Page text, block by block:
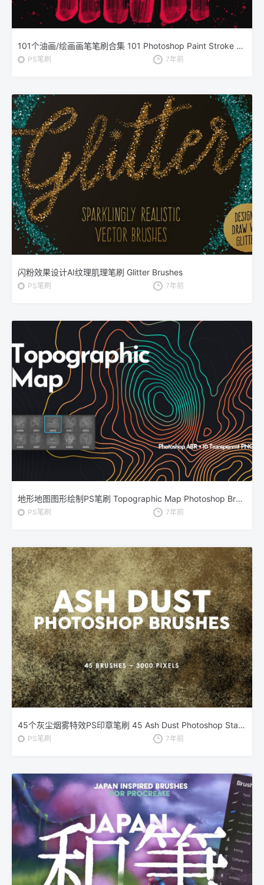
101个油画/绘画画笔笔刷合集 101 Photoshop Paint Stroke Brushes
PS笔刷 7年前
闪粉效果设计AI纹理肌理笔刷 Glitter Brushes
PS笔刷 7年前
地形地图图形绘制PS笔刷 Topographic Map Photoshop Brushes
PS笔刷 7年前
45个灰尘烟雾特效PS印章笔刷 45 Ash Dust Photoshop Stamp Brushes
PS笔刷 7年前